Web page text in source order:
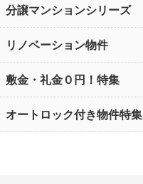
分譲マンションシリーズ
リノベーション物件
敷金・礼金０円！特集
オートロック付き物件特集